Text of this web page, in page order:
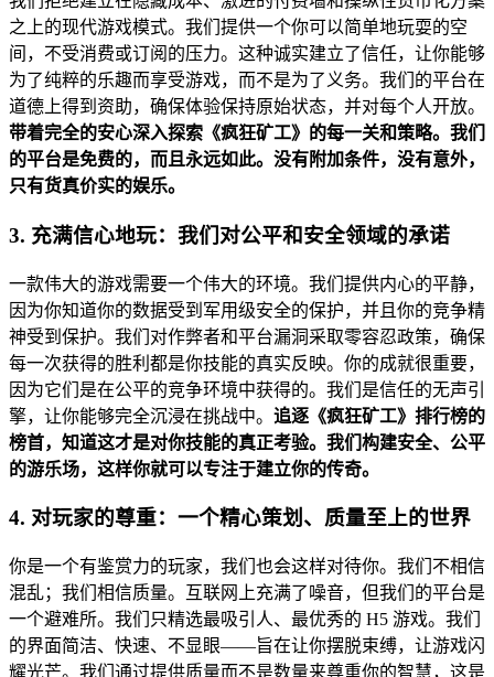
之上的现代游戏模式。我们提供一个你可以简单地玩耍的空
间，不受消费或订阅的压力。这种诚实建立了信任，让你能够
为了纯粹的乐趣而享受游戏，而不是为了义务。我们的平台在
道德上得到资助，确保体验保持原始状态，并对每个人开放。
带着完全的安心深入探索《疯狂矿工》的每一关和策略。我们
的平台是免费的，而且永远如此。没有附加条件，没有意外，
只有货真价实的娱乐。
3. 充满信心地玩：我们对公平和安全领域的承诺
一款伟大的游戏需要一个伟大的环境。我们提供内心的平静，
因为你知道你的数据受到军用级安全的保护，并且你的竞争精
神受到保护。我们对作弊者和平台漏洞采取零容忍政策，确保
每一次获得的胜利都是你技能的真实反映。你的成就很重要，
因为它们是在公平的竞争环境中获得的。我们是信任的无声引
擎，让你能够完全沉浸在挑战中。 追逐《疯狂矿工》排行榜的
榜首，知道这才是对你技能的真正考验。我们构建安全、公平
的游乐场，这样你就可以专注于建立你的传奇。
4. 对玩家的尊重：一个精心策划、质量至上的世界
你是一个有鉴赏力的玩家，我们也会这样对待你。我们不相信
混乱；我们相信质量。互联网上充满了噪音，但我们的平台是
一个避难所。我们只精选最吸引人、最优秀的 H5 游戏。我们
的界面简洁、快速、不显眼——旨在让你摆脱束缚，让游戏闪
耀光芒。我们通过提供质量而不是数量来尊重你的智慧，这是